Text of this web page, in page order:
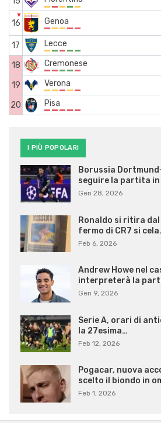
16
▼
Genoa
17 Lecce
18
Cremonese
19
Verona
20
Pisa
I PIÙ POPOLARI
Borussia
seguire la partita
Gen 28, 2026
Ronaldo si ritira dal
fermo di CR7 si
Feb 6, 2026
Andrew Howe nel
interpreterà la
Gen 9, 2026
Serie A, orari di
la 27esima…
Feb 12, 2026
Pogacar, nuova
scelto il biondo in
Feb 1, 2026